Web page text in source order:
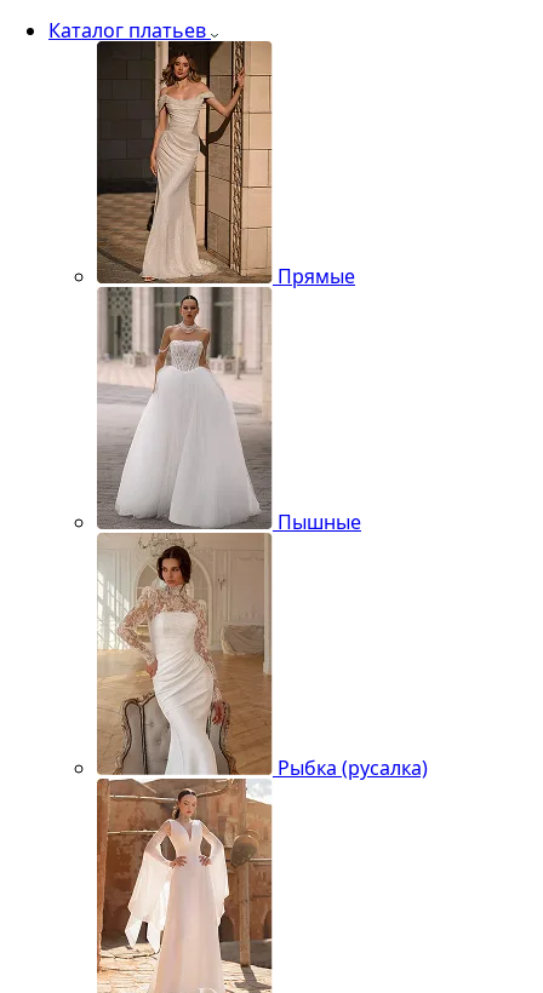
Каталог платьев
Прямые
Пышные
Рыбка (русалка)